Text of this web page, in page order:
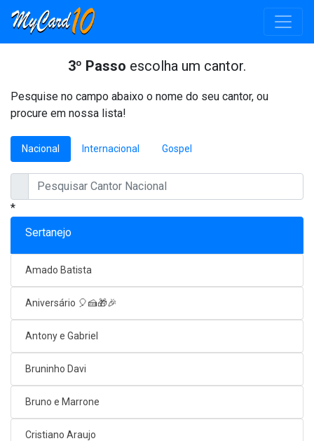
3º Passo escolha um cantor.
Pesquise no campo abaixo o nome do seu cantor, ou
procure em nossa lista!
Nacional Internacional Gospel
*
Sertanejo
Amado Batista
Aniversário 🎈🍰🎁🎉
Antony e Gabriel
Bruninho Davi
Bruno e Marrone
Cristiano Araujo